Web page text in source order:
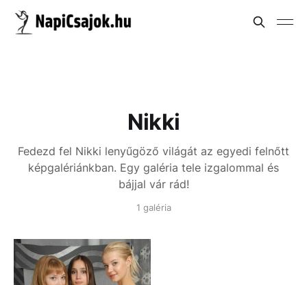
Nikki
Fedezd fel Nikki lenyűgöző világát az egyedi felnőtt
képgalériánkban. Egy galéria tele izgalommal és
bájjal vár rád!
1 galéria